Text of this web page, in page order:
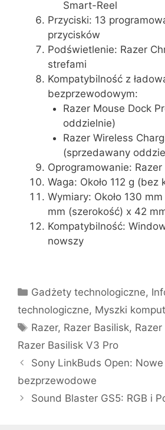
Smart-Reel
Przyciski: 13
przycisków
Podświetlenie: Razer
strefami
Kompatybilność z
bezprzewodowym:
Razer Mouse Dock
oddzielnie)
Razer Wireless
(sprzedawany
Oprogramowanie:
Waga: Około 112 g (bez
Wymiary: Około 130
mm (szerokość) x 42
Kompatybilność:
nowszy
Kategorie
Gadżety technologiczne,
technologiczne, Myszki
Tagi
Razer, Razer Basilisk,
Razer Basilisk V3 Pro
Sony LinkBuds Open: Nowe
bezprzewodowe
Sound Blaster GS5: RGB i